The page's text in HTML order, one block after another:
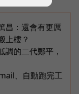
昌：還會有更厲
上樓？
的二代鄭平，
、自動跑完工